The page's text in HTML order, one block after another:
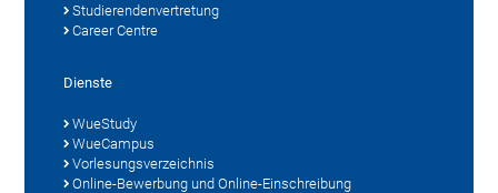
Studierendenvertretung
Career Centre
Dienste
WueStudy
WueCampus
Vorlesungsverzeichnis
Online-Bewerbung und Online-Einschreibung